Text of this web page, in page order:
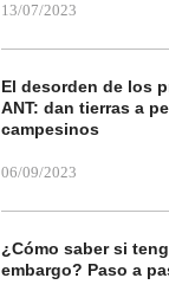
13/07/2023
El desorden de los
ANT: dan tierras a
campesinos
06/09/2023
¿Cómo saber si
embargo? Paso a